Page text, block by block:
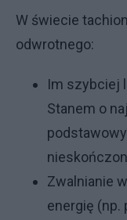
W świecie
odwrotnego:
Im szybciej
Stanem o
Zwalnianie
energię (np.